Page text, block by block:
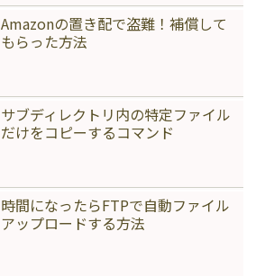
Amazonの置き配で盗難！補償して
もらった方法
サブディレクトリ内の特定ファイル
だけをコピーするコマンド
時間になったらFTPで自動ファイル
アップロードする方法